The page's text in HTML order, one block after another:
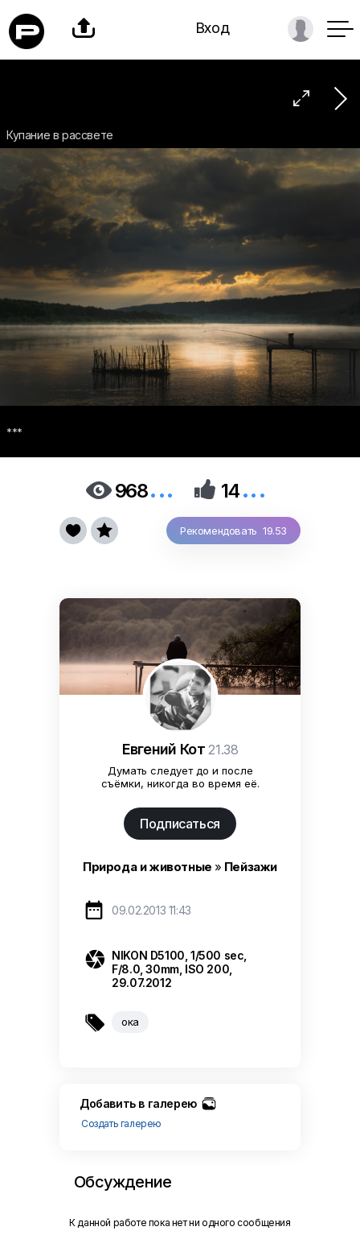
 Вход

Купание в рассвете
***
 968...  14...
Рекомендовать 19.53
 
Евгений Кот 21.38
Думать следует до и после
съёмки, никогда во время её.
Подписаться
Природа и животные » Пейзажи
 09.02.2013 11:43
 NIKON D5100, 1/500 sec,
F/8.0, 30mm, ISO 200,
29.07.2012
 ока
Добавить в галерею
Создать галерею
Обсуждение
К данной работе пока нет ни одного сообщения